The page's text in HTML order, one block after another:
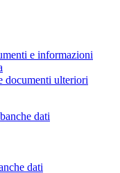
e informazioni
documenti ulteriori
dati
dati